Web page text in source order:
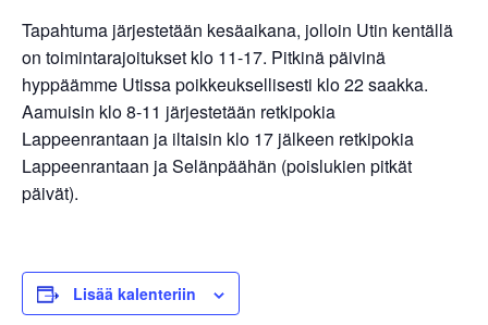
Tapahtuma järjestetään kesäaikana, jolloin Utin kentällä
on toimintarajoitukset klo 11-17. Pitkinä päivinä
hyppäämme Utissa poikkeuksellisesti klo 22 saakka.
Aamuisin klo 8-11 järjestetään retkipokia
Lappeenrantaan ja iltaisin klo 17 jälkeen retkipokia
Lappeenrantaan ja Selänpäähän (poislukien pitkät
päivät).
Lisää kalenteriin